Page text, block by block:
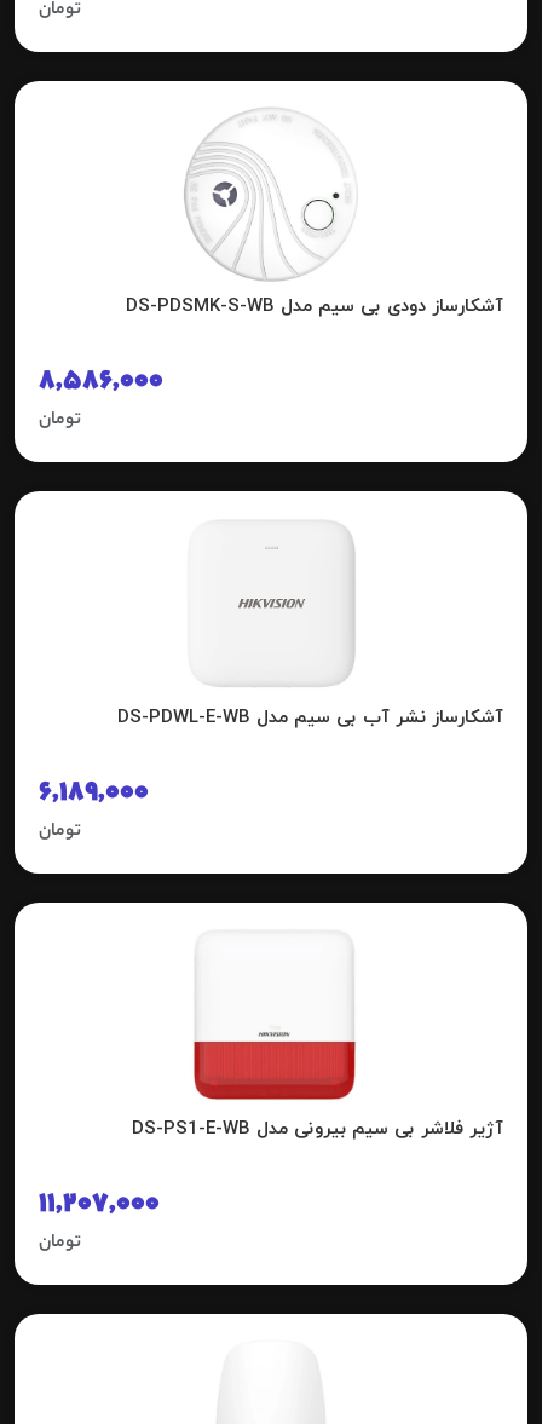
تومان
آشکارساز دودی بی سیم مدل DS-PDSMK-S-WB
8,586,000
تومان
آشکارساز نشر آب بی سیم مدل DS-PDWL-E-WB
6,189,000
تومان
آژیر فلاشر بی سیم بیرونی مدل DS-PS1-E-WB
11,207,000
تومان